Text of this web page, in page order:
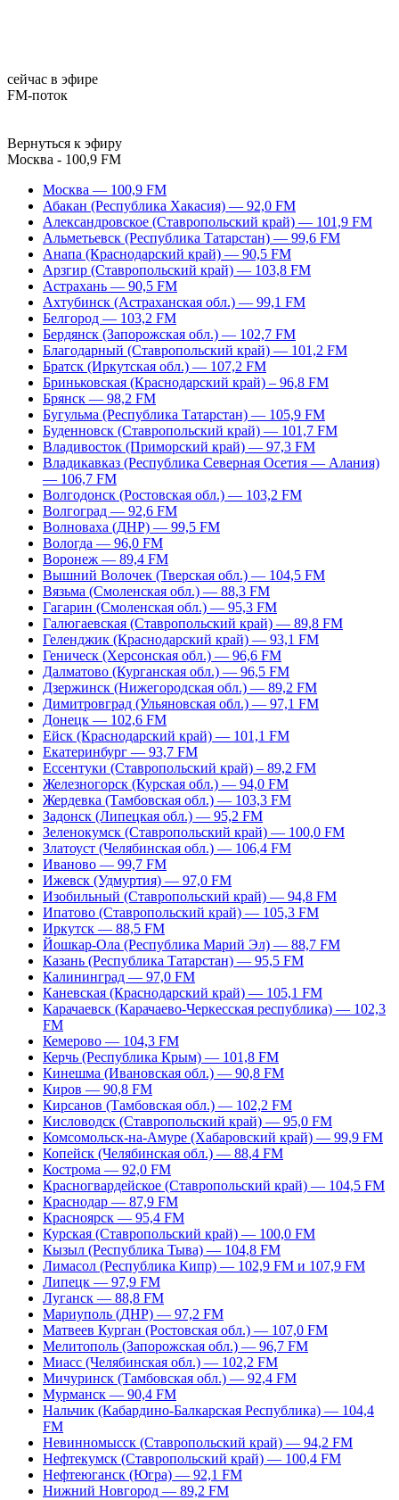
сейчас в эфире
FM-поток
Вернуться к эфиру
Москва - 100,9 FM
Москва — 100,9 FM
Абакан (Республика Хакасия) — 92,0 FM
Александровское (Ставропольский край) — 101,9 FM
Альметьевск (Республика Татарстан) — 99,6 FM
Анапа (Краснодарский край) — 90,5 FM
Арзгир (Ставропольский край) — 103,8 FM
Астрахань — 90,5 FM
Ахтубинск (Астраханская обл.) — 99,1 FM
Белгород — 103,2 FM
Бердянск (Запорожская обл.) — 102,7 FM
Благодарный (Ставропольский край) — 101,2 FM
Братск (Иркутская обл.) — 107,2 FM
Бриньковская (Краснодарский край) – 96,8 FM
Брянск — 98,2 FM
Бугульма (Республика Татарстан) — 105,9 FM
Буденновск (Ставропольский край) — 101,7 FM
Владивосток (Приморский край) — 97,3 FM
Владикавказ (Республика Северная Осетия — Алания)
— 106,7 FM
Волгодонск (Ростовская обл.) — 103,2 FM
Волгоград — 92,6 FM
Волноваха (ДНР) — 99,5 FM
Вологда — 96,0 FM
Воронеж — 89,4 FM
Вышний Волочек (Тверская обл.) — 104,5 FM
Вязьма (Смоленская обл.) — 88,3 FM
Гагарин (Смоленская обл.) — 95,3 FM
Галюгаевская (Ставропольский край) — 89,8 FM
Геленджик (Краснодарский край) — 93,1 FM
Геническ (Херсонская обл.) — 96,6 FM
Далматово (Курганская обл.) — 96,5 FM
Дзержинск (Нижегородская обл.) — 89,2 FM
Димитровград (Ульяновская обл.) — 97,1 FM
Донецк — 102,6 FM
Ейск (Краснодарский край) — 101,1 FM
Екатеринбург — 93,7 FM
Ессентуки (Ставропольский край) – 89,2 FM
Железногорск (Курская обл.) — 94,0 FM
Жердевка (Тамбовская обл.) — 103,3 FM
Задонск (Липецкая обл.) — 95,2 FM
Зеленокумск (Ставропольский край) — 100,0 FM
Златоуст (Челябинская обл.) — 106,4 FM
Иваново — 99,7 FM
Ижевск (Удмуртия) — 97,0 FM
Изобильный (Ставропольский край) — 94,8 FM
Ипатово (Ставропольский край) — 105,3 FM
Иркутск — 88,5 FM
Йошкар-Ола (Республика Марий Эл) — 88,7 FM
Казань (Республика Татарстан) — 95,5 FM
Калининград — 97,0 FM
Каневская (Краснодарский край) — 105,1 FM
Карачаевск (Карачаево-Черкесская республика) — 102,3
FM
Кемерово — 104,3 FM
Керчь (Республика Крым) — 101,8 FM
Кинешма (Ивановская обл.) — 90,8 FM
Киров — 90,8 FM
Кирсанов (Тамбовская обл.) — 102,2 FM
Кисловодск (Ставропольский край) — 95,0 FM
Комсомольск-на-Амуре (Хабаровский край) — 99,9 FM
Копейск (Челябинская обл.) — 88,4 FM
Кострома — 92,0 FM
Красногвардейское (Ставропольский край) — 104,5 FM
Краснодар — 87,9 FM
Красноярск — 95,4 FM
Курская (Ставропольский край) — 100,0 FM
Кызыл (Республика Тыва) — 104,8 FM
Лимасол (Республика Кипр) — 102,9 FM и 107,9 FM
Липецк — 97,9 FM
Луганск — 88,8 FM
Мариуполь (ДНР) — 97,2 FM
Матвеев Курган (Ростовская обл.) — 107,0 FM
Мелитополь (Запорожская обл.) — 96,7 FM
Миасс (Челябинская обл.) — 102,2 FM
Мичуринск (Тамбовская обл.) — 92,4 FM
Мурманск — 90,4 FM
Нальчик (Кабардино-Балкарская Республика) — 104,4
FM
Невинномысск (Ставропольский край) — 94,2 FM
Нефтекумск (Ставропольский край) — 100,4 FM
Нефтеюганск (Югра) — 92,1 FM
Нижний Новгород — 89,2 FM